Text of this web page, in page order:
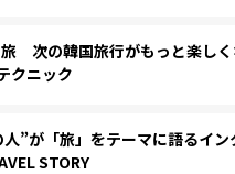
次の韓国旅行がもっと楽しく
クニック
”が「旅」をテーマに語るイン
STORY